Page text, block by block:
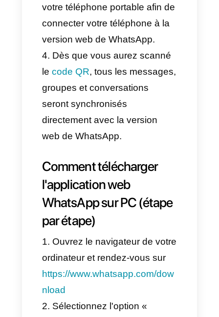
à partir de n'importe quel
navigateur de votre ordinateur
de bureau ou portable.
Dans l'application WhatsApp
de votre téléphone portable,
appuyez sur les trois points
dans le coin supérieur droit,
et cliquez sur « connecter un
appareil ».
Scannez le code QR qui
apparaît sur votre ordinateur à
l'aide de l'appareil photo de
votre téléphone portable afin de
connecter votre téléphone à la
version web de WhatsApp.